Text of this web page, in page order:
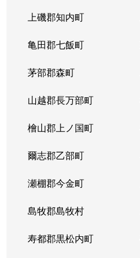
上磯郡知内町
亀田郡七飯町
茅部郡森町
山越郡長万部町
檜山郡上ノ国町
爾志郡乙部町
瀬棚郡今金町
島牧郡島牧村
寿都郡黒松内町